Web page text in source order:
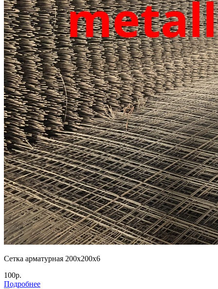
Сетка арматурная 200х200х6
100р.
Подробнее